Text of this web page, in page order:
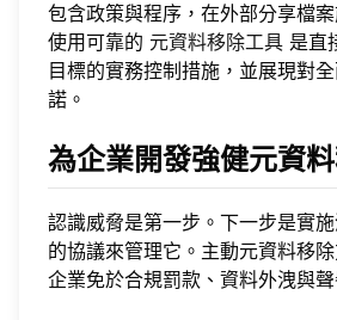
包含政策與程序，在外部分享檔
使用可靠的 元資料移除工具 是直
目標的實務控制措施，並展現對
諾。
為企業開發強健元資
認識威脅是第一步。下一步是實
的協議來管理它。主動元資料移
企業免於合規罰款、資料外洩與聲